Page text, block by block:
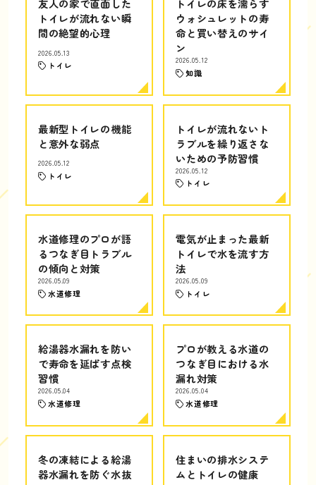
友人の家で直面した
トイレが流れない瞬
間の絶望的心理
2026.05.13
トイレ
トイレの床を濡らす
ウォシュレットの寿
命と買い替えのサイ
ン
2026.05.12
知識
最新型トイレの機能
と意外な弱点
2026.05.12
トイレ
トイレが流れないト
ラブルを繰り返さな
いための予防習慣
2026.05.12
トイレ
水道修理のプロが語
るつなぎ目トラブル
の傾向と対策
2026.05.09
水道修理
電気が止まった最新
トイレで水を流す方
法
2026.05.09
トイレ
給湯器水漏れを防い
で寿命を延ばす点検
習慣
2026.05.04
水道修理
プロが教える水道の
つなぎ目における水
漏れ対策
2026.05.04
水道修理
冬の凍結による給湯
器水漏れを防ぐ水抜
住まいの排水システ
ムとトイレの健康